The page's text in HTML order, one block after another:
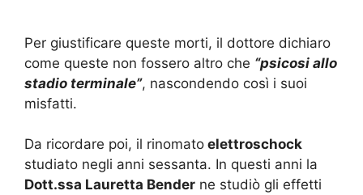
Per giustificare queste morti, il dottore dichiaro
come queste non fossero altro che “psicosi allo
stadio terminale”, nascondendo così i suoi
misfatti.
Da ricordare poi, il rinomato elettroschock
studiato negli anni sessanta. In questi anni la
Dott.ssa Lauretta Bender ne studiò gli effetti